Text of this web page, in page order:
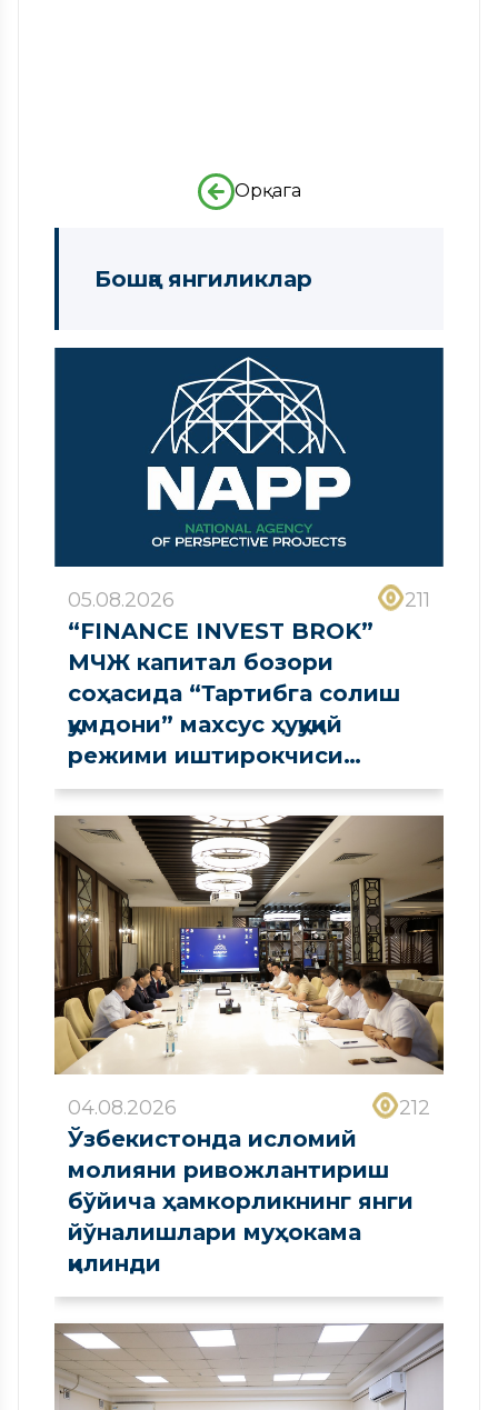
Орқага
Бошқа янгиликлар
05.08.2026 211
“FINANCE INVEST BROK”
МЧЖ капитал бозори
соҳасида “Тартибга солиш
қумдони” махсус ҳуқуқий
режими иштирокчиси
сифатида рўйхатдан
ўтказилди
04.08.2026 212
Ўзбекистонда исломий
молияни ривожлантириш
бўйича ҳамкорликнинг янги
йўналишлари муҳокама
қилинди